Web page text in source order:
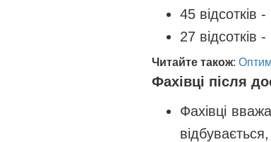
45 відсотків -
27 відсотків
Читайте також:
Фахівці після
Фахівці